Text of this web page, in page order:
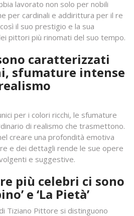
lavorato non solo per nobili
per cardinali e addirittura per il re
il suo prestigio e la sua
pittori più rinomati del suo tempo.
caratterizzati
sfumature intense
per i colori ricchi, le sfumature
di realismo che trasmettono.
creare una profondità emotiva
e dei dettagli rende le sue opere
e suggestive.
più celebri ci sono
e ‘La Pietà’
Tiziano Pittore si distinguono